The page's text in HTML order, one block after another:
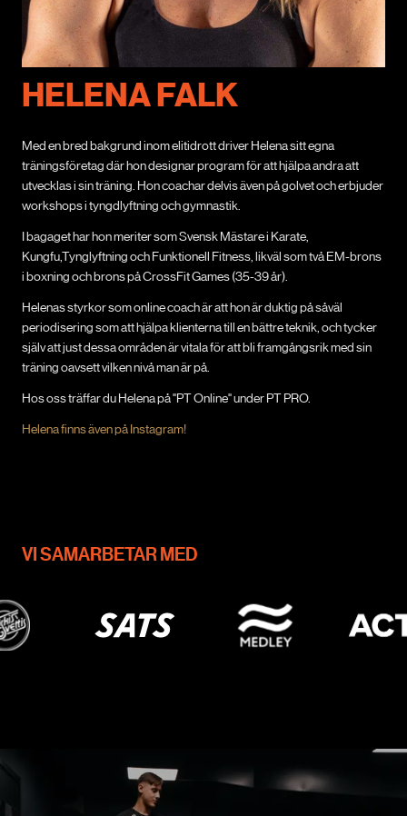
HELENA FALK
Med en bred bakgrund inom elitidrott driver Helena sitt egna
träningsföretag där hon designar program för att hjälpa andra att
utvecklas i sin träning. Hon coachar delvis även på golvet och erbjuder
workshops i tyngdlyftning och gymnastik.
I bagaget har hon meriter som Svensk Mästare i Karate,
Kungfu,Tynglyftning och Funktionell Fitness, likväl som två EM-brons
i boxning och brons på CrossFit Games (35-39 år).
Helenas styrkor som online coach är att hon är duktig på såväl
periodisering som att hjälpa klienterna till en bättre teknik, och tycker
själv att just dessa områden är vitala för att bli framgångsrik med sin
träning oavsett vilken nivå man är på.
Hos oss träffar du Helena på "PT Online" under PT PRO.
Helena finns även på Instagram!
VI SAMARBETAR MED